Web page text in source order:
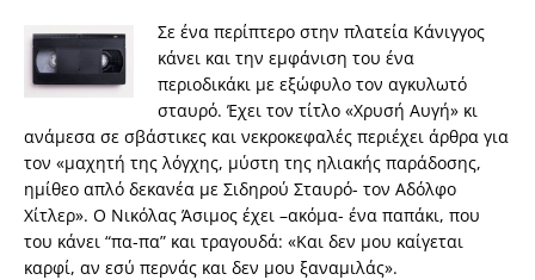
Σε ένα περίπτερο στην πλατεία Κάνιγγος
κάνει και την εμφάνιση του ένα
περιοδικάκι με εξώφυλο τον αγκυλωτό
σταυρό. Έχει τον τίτλο «Χρυσή Αυγή» κι
ανάμεσα σε σβάστικες και νεκροκεφαλές περιέχει άρθρα για
τον «μαχητή της λόγχης, μύστη της ηλιακής παράδοσης,
ημίθεο απλό δεκανέα με Σιδηρού Σταυρό- τον Αδόλφο
Χίτλερ». Ο Νικόλας Άσιμος έχει –ακόμα- ένα παπάκι, που
του κάνει “πα-πα” και τραγουδά: «Και δεν μου καίγεται
καρφί, αν εσύ περνάς και δεν μου ξαναμιλάς».